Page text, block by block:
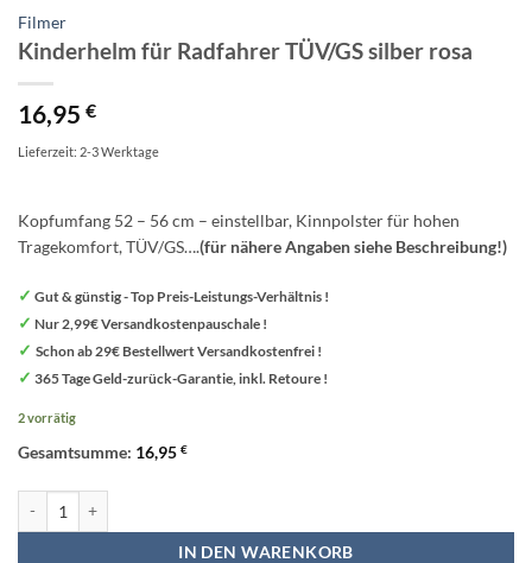
Filmer
Kinderhelm für Radfahrer TÜV/GS silber rosa
16,95 €
Lieferzeit: 2-3 Werktage
Kopfumfang 52 – 56 cm – einstellbar, Kinnpolster für hohen
Tragekomfort, TÜV/GS….(für nähere Angaben siehe Beschreibung!)
✓ Gut & günstig - Top Preis-Leistungs-Verhältnis !
✓ Nur 2,99€ Versandkostenpauschale !
✓ Schon ab 29€ Bestellwert Versandkostenfrei !
✓ 365 Tage Geld-zurück-Garantie, inkl. Retoure !
2 vorrätig
Gesamtsumme: 16,95 €
IN DEN WARENKORB